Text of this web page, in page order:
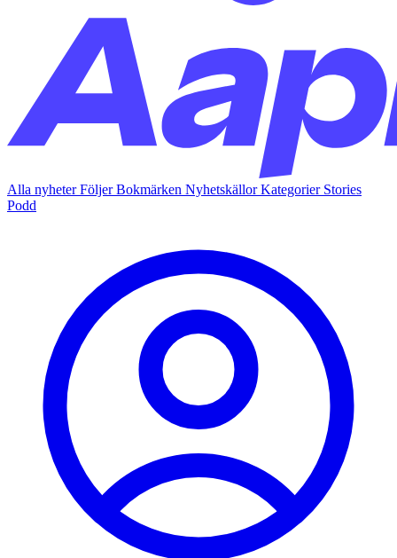
Alla nyheterFöljerBokmärken NyhetskällorKategorier Stories
Podd